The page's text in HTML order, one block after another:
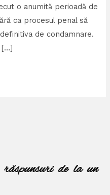
o anumită perioadă de
ca procesul penal să
de condamnare.
[…]
de la un